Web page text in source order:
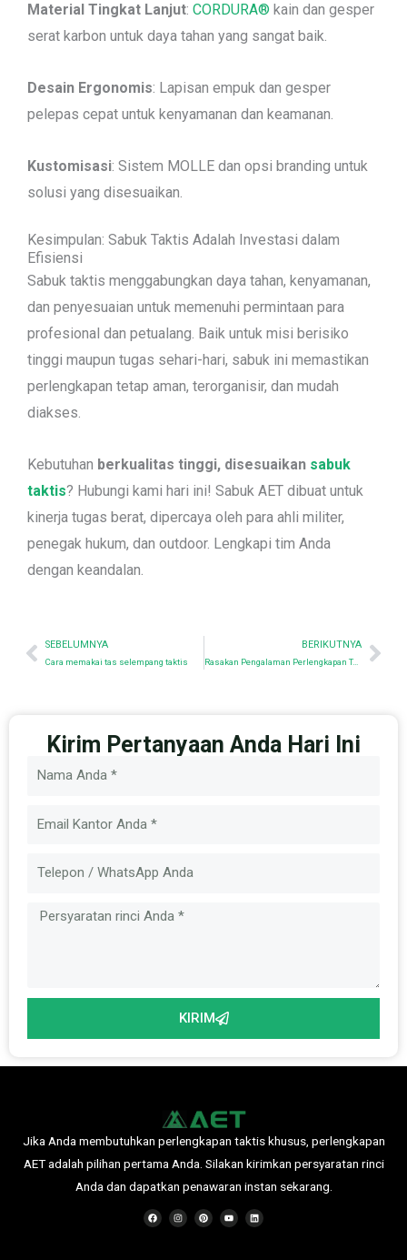
Material Tingkat Lanjut: CORDURA® kain dan gesper
serat karbon untuk daya tahan yang sangat baik.
Desain Ergonomis: Lapisan empuk dan gesper
pelepas cepat untuk kenyamanan dan keamanan.
Kustomisasi: Sistem MOLLE dan opsi branding untuk
solusi yang disesuaikan.
Kesimpulan: Sabuk Taktis Adalah Investasi dalam
Efisiensi
Sabuk taktis menggabungkan daya tahan, kenyamanan,
dan penyesuaian untuk memenuhi permintaan para
profesional dan petualang. Baik untuk misi berisiko
tinggi maupun tugas sehari-hari, sabuk ini memastikan
perlengkapan tetap aman, terorganisir, dan mudah
diakses.
Kebutuhan berkualitas tinggi, disesuaikan sabuk
taktis? Hubungi kami hari ini! Sabuk AET dibuat untuk
kinerja tugas berat, dipercaya oleh para ahli militer,
penegak hukum, dan outdoor. Lengkapi tim Anda
dengan keandalan.
Sebelumnya
SEBELUMNYA
Cara memakai tas selempang taktis
BERIKUTNYA
Rasakan Pengalaman Perlengkapan Taktis Terbaik di SHOT SHOW - Kunjungi Kami Sekarang di Booth 60406!
Kirim Pertanyaan Anda Hari Ini
KIRIM
Jika Anda membutuhkan perlengkapan taktis khusus, perlengkapan
AET adalah pilihan pertama Anda. Silakan kirimkan persyaratan rinci
Anda dan dapatkan penawaran instan sekarang.
F
a
c
I
n
s
P
i
n
Y
o
u
L
i
n